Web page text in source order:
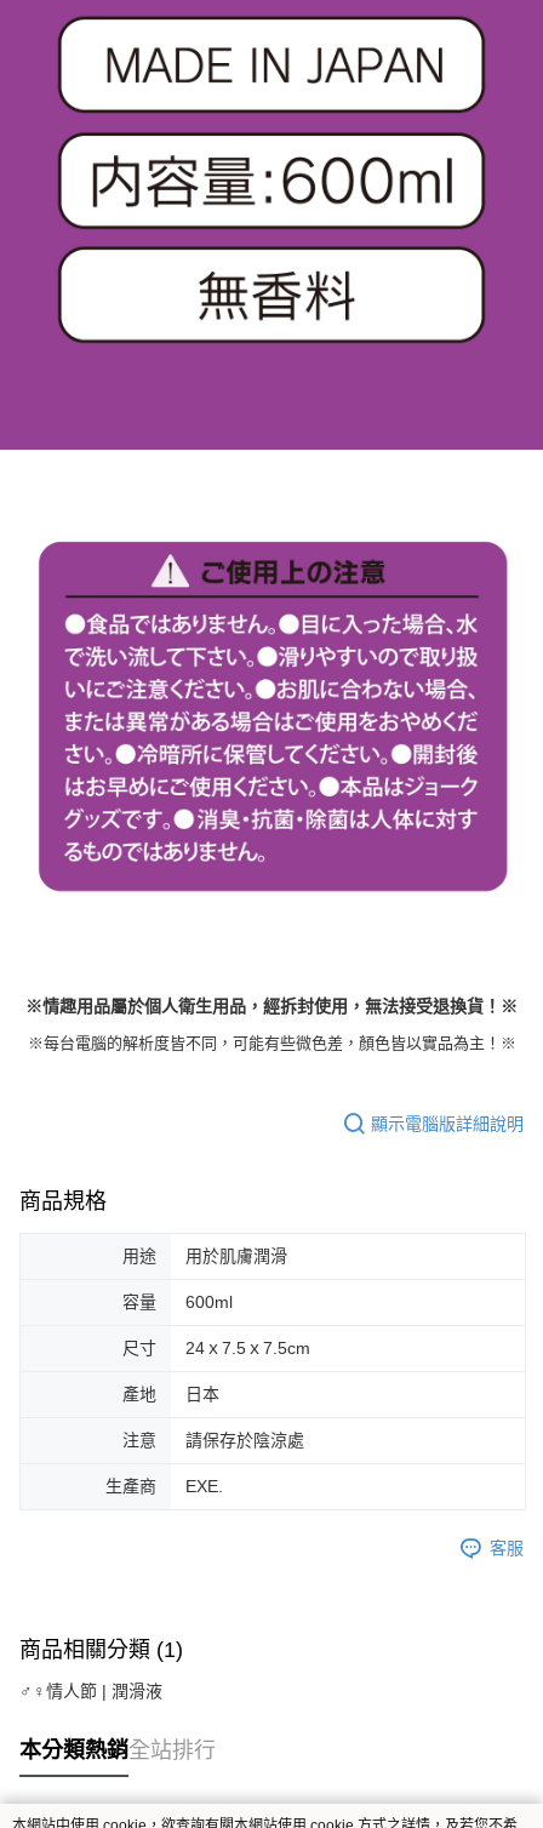
※情趣用品屬於個人衛生用品，經拆封使用，無法接受退換貨！※
※每台電腦的解析度皆不同，可能有些微色差，顏色皆以實品為主！※
顯示電腦版詳細說明
商品規格
用途 用於肌膚潤滑
容量 600ml
尺寸 24ｘ7.5ｘ7.5cm
產地 日本
注意 請保存於陰涼處
生產商 EXE.
客服
商品相關分類 (1)
♂♀情人節 | 潤滑液
本分類熱銷全站排行